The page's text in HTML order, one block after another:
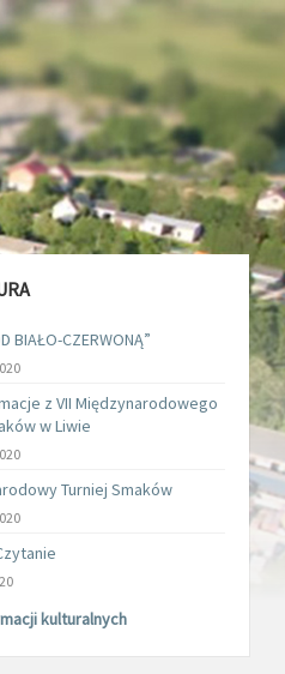
BIAŁO-CZERWONĄ”
z VII Międzynarodowego
w Liwie
Turniej Smaków
kulturalnych